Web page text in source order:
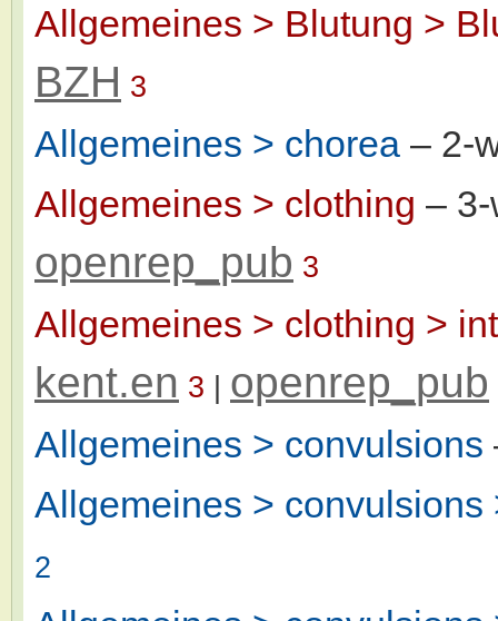
Allgemeines > Blutung >
BZH 3
Allgemeines > chorea – 2-
Allgemeines > clothing –
openrep_pub 3
Allgemeines > clothing >
kent.en 3 | openrep_pub
Allgemeines > convulsions
Allgemeines > convulsions
2